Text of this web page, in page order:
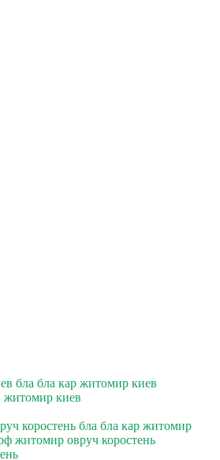
бла бла кар житомир киев
житомир киев
коростень бла бла кар житомир
житомир овруч коростень